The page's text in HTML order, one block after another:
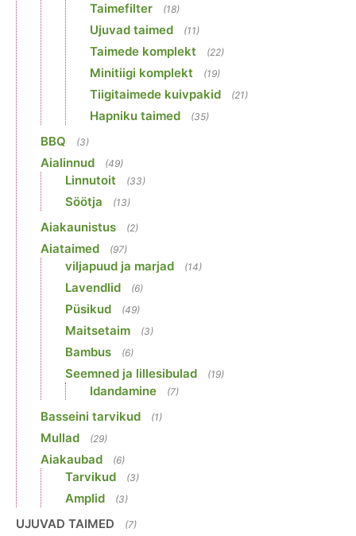
Taimefilter (18)
Ujuvad taimed (11)
Taimede komplekt (22)
Minitiigi komplekt (19)
Tiigitaimede kuivpakid (21)
Hapniku taimed (35)
BBQ (3)
Aialinnud (49)
Linnutoit (33)
Söötja (13)
Aiakaunistus (2)
Aiataimed (97)
viljapuud ja marjad (14)
Lavendlid (6)
Püsikud (49)
Maitsetaim (3)
Bambus (6)
Seemned ja lillesibulad (19)
Idandamine (7)
Basseini tarvikud (1)
Mullad (29)
Aiakaubad (6)
Tarvikud (3)
Amplid (3)
UJUVAD TAIMED (7)